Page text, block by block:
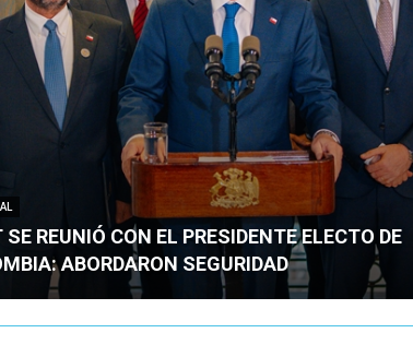
SE REUNIÓ CON EL PRESIDENTE ELECTO DE
ABORDARON SEGURIDAD